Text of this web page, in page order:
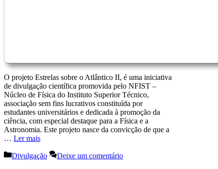
O projeto Estrelas sobre o Atlântico II, é uma iniciativa
de divulgação científica promovida pelo NFIST –
Núcleo de Física do Instituto Superior Técnico,
associação sem fins lucrativos constituída por
estudantes universitários e dedicada à promoção da
ciência, com especial destaque para a Física e a
Astronomia. Este projeto nasce da convicção de que a
… Ler mais
Categorias
Divulgação Deixe um comentário